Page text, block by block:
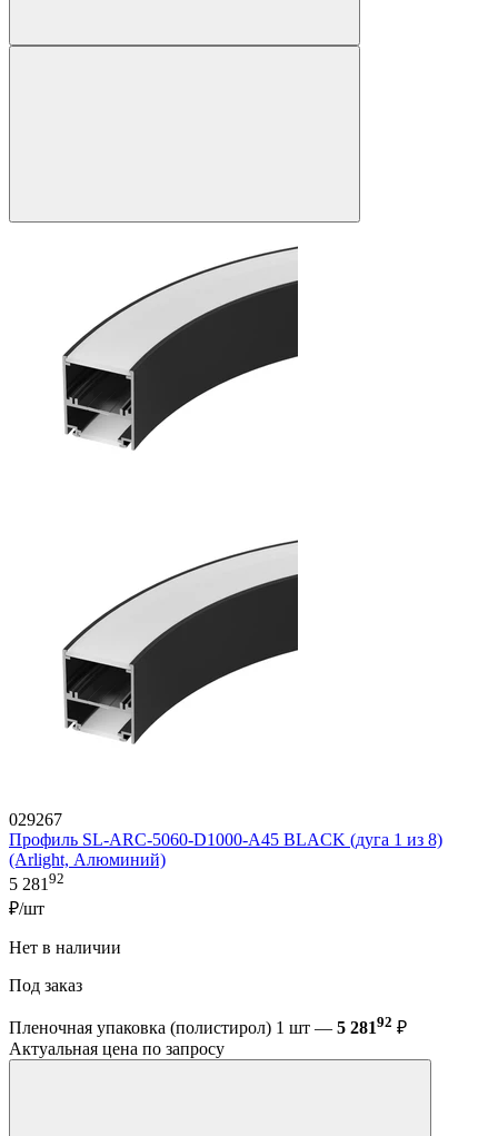
029267
Профиль SL-ARC-5060-D1000-A45 BLACK (дуга 1 из 8)
(Arlight, Алюминий)
5 28192
₽/шт
Нет в наличии
Под заказ
Пленочная упаковка (полистирол) 1 шт — 5 28192 ₽
Актуальная цена по запросу